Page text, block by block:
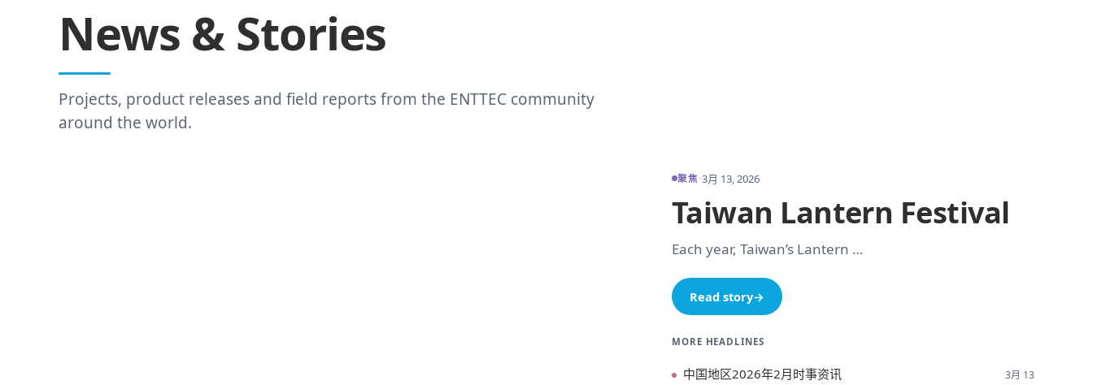
News & Stories
Projects, product releases and field reports from the ENTTEC community
around the world.
聚焦 3月 13, 2026
Taiwan Lantern Festival
Each year, Taiwan’s Lantern …
Read story→
MORE HEADLINES
中国地区2026年2月时事资讯 3月 13